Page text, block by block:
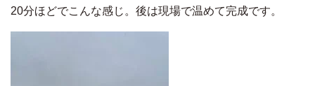
20分ほどでこんな感じ。後は現場で温めて完成です。